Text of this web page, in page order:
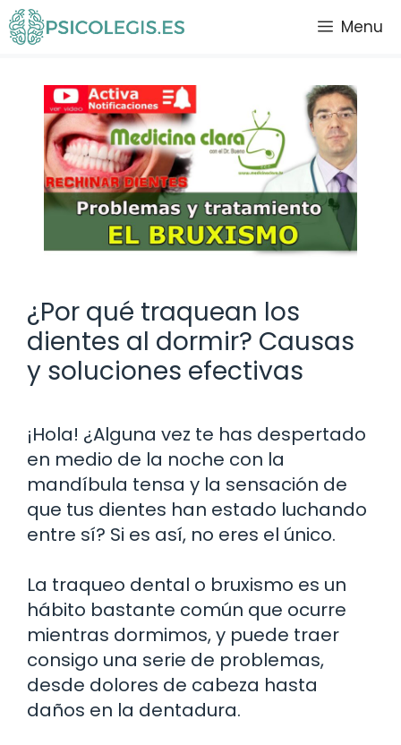
Saltar
al
Menu
¿Por qué traquean los
dientes al dormir? Causas
y soluciones efectivas
¡Hola! ¿Alguna vez te has despertado
en medio de la noche con la
mandíbula tensa y la sensación de
que tus dientes han estado luchando
entre sí? Si es así, no eres el único.
La traqueo dental o bruxismo es un
hábito bastante común que ocurre
mientras dormimos, y puede traer
consigo una serie de problemas,
desde dolores de cabeza hasta
daños en la dentadura.